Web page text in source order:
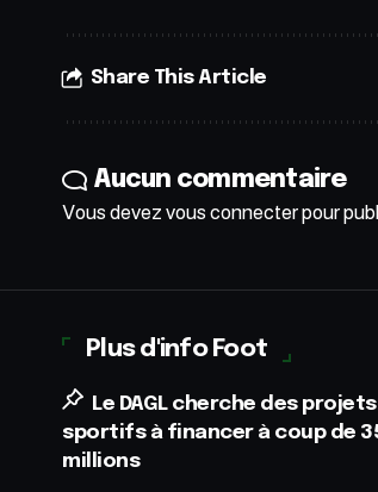
Share This Article
Aucun commentaire
Vous devez vous connecterpour
Plus d'info Foot
Le DAGL cherche des projets
sportifs à financer à coup de
millions